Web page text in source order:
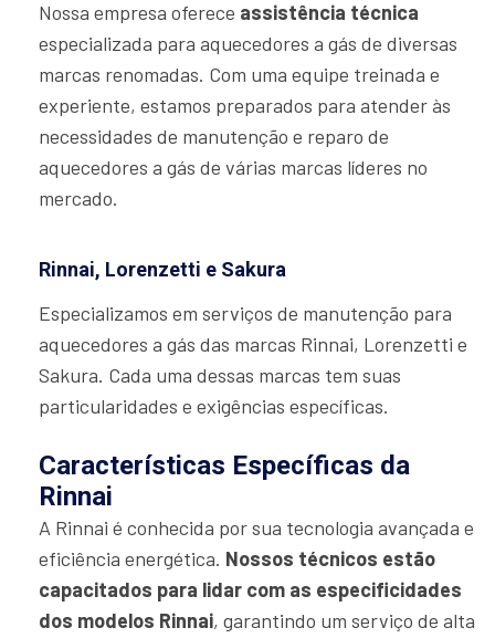
Nossa empresa oferece assistência técnica
especializada para aquecedores a gás de diversas
marcas renomadas. Com uma equipe treinada e
experiente, estamos preparados para atender às
necessidades de manutenção e reparo de
aquecedores a gás de várias marcas líderes no
mercado.
Rinnai, Lorenzetti e Sakura
Especializamos em serviços de manutenção para
aquecedores a gás das marcas Rinnai, Lorenzetti e
Sakura. Cada uma dessas marcas tem suas
particularidades e exigências específicas.
Características Específicas da
Rinnai
A Rinnai é conhecida por sua tecnologia avançada e
eficiência energética. Nossos técnicos estão
capacitados para lidar com as especificidades
dos modelos Rinnai, garantindo um serviço de alta